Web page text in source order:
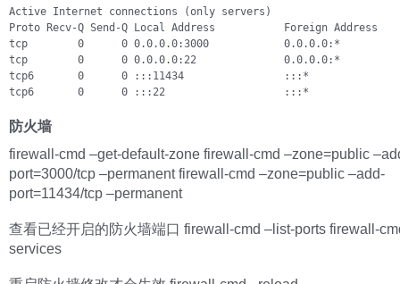
Active Internet connections (only servers)
Proto Recv-Q Send-Q Local Address           Foreign Address
tcp        0      0 0.0.0.0:3000            0.0.0.0:*
tcp        0      0 0.0.0.0:22              0.0.0.0:*
tcp6       0      0 :::11434                :::*
tcp6       0      0 :::22                   :::*
防火墙
firewall-cmd –get-default-zone firewall-cmd –zone=public
port=3000/tcp –permanent firewall-cmd –zone=public –add-
port=11434/tcp –permanent
查看已经开启的防火墙端口 firewall-cmd –list-ports firewall-
services